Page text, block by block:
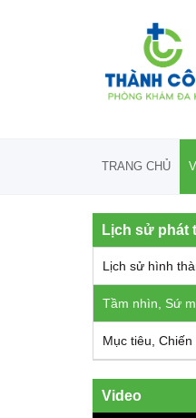
TRANG CHỦ
Lịch sử phát
Lịch sử hình
Tầm nhìn, Sứ
Mục tiêu,
Video